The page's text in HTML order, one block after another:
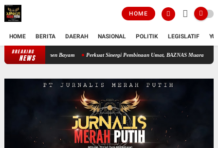
HOME
HOME BERITA DAERAH NASIONAL POLITIK LEGISLATIF
BREAKING
NEWS
Panen Bayam Perkuat Sinergi Pembinaan Umat, BAZNAS Muara Enim Dukung